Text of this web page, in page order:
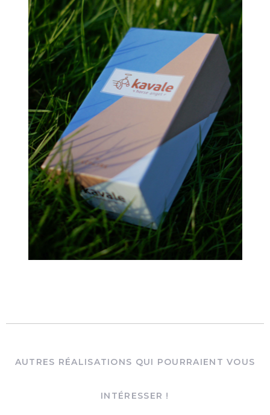
AUTRES RÉALISATIONS QUI POURRAIENT VOUS
INTÉRESSER !